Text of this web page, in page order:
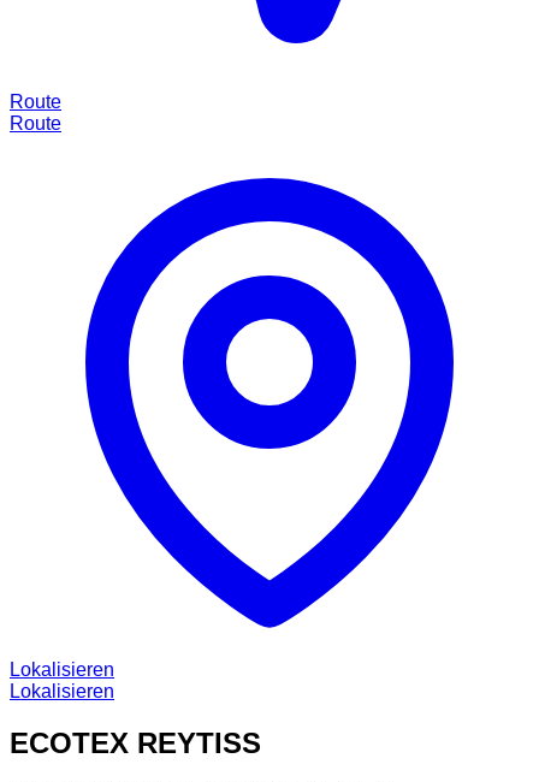
Route
Route
Lokalisieren
Lokalisieren
ECOTEX REYTISS